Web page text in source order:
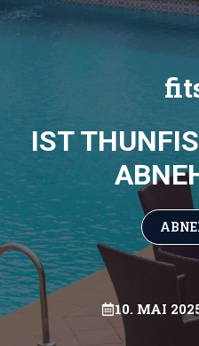
Zum
Inhalt
IST
10. MAI